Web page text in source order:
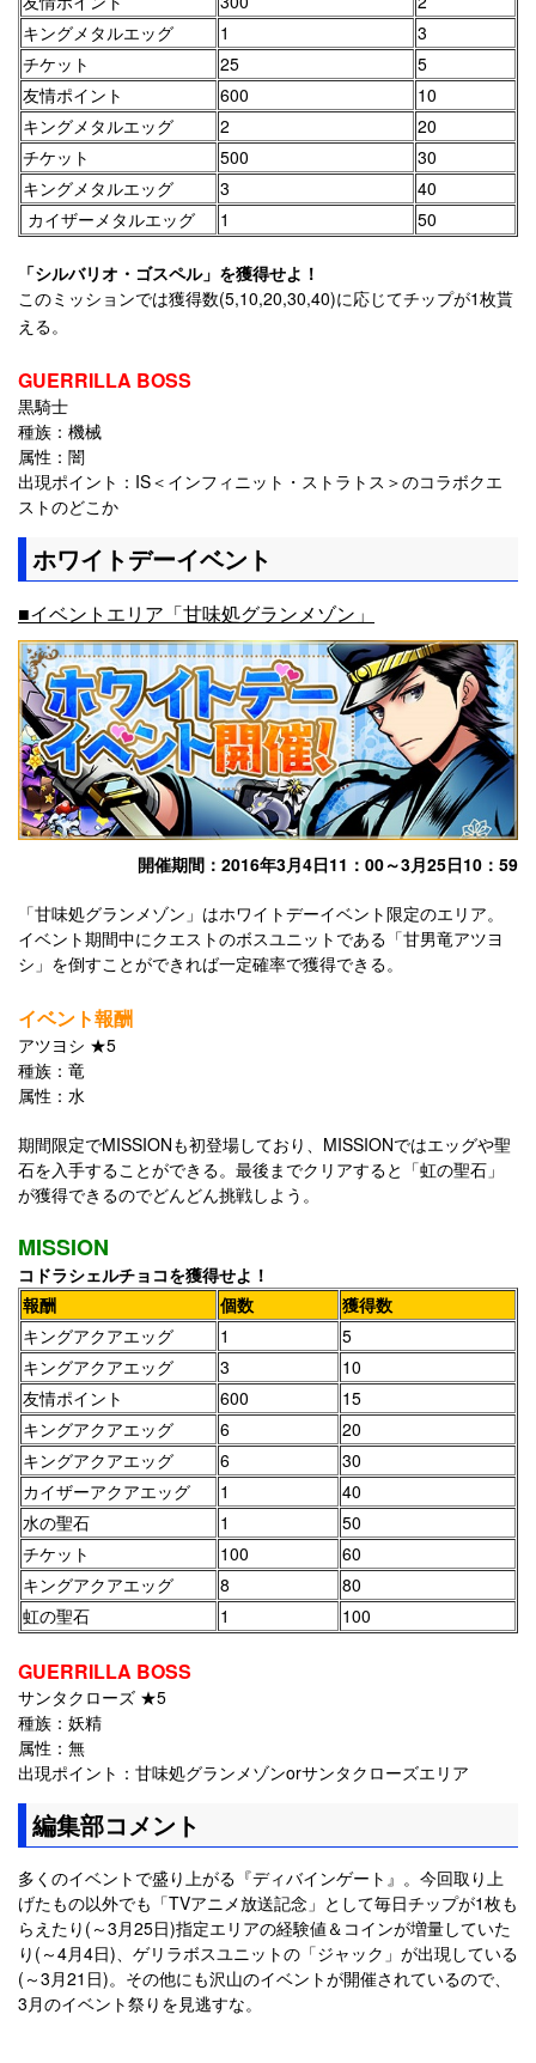
キングメタルエッグ
1
3
チケット
25
5
友情ポイント
600
10
キングメタルエッグ
2
20
チケット
500
30
キングメタルエッグ
3
40
カイザーメタルエッグ
1 50
「シルバリオ・ゴスペル」を獲得せよ！
このミッションでは獲得数(5,10,20,30,40)に応じてチップが1枚貰
える。
GUERRILLA BOSS
黒騎士
種族：機械
属性：闇
出現ポイント：IS＜インフィニット・ストラトス＞のコラボクエ
ストのどこか
ホワイトデーイベント
■イベントエリア「甘味処グランメゾン」
開催期間：2016年3月4日11：00～3月25日10：59
「甘味処グランメゾン」はホワイトデーイベント限定のエリア。
イベント期間中にクエストのボスユニットである「甘男竜アツヨ
シ」を倒すことができれば一定確率で獲得できる。
イベント報酬
アツヨシ ★5
種族：竜
属性：水
期間限定でMISSIONも初登場しており、MISSIONではエッグや聖
石を入手することができる。最後までクリアすると「虹の聖石」
が獲得できるのでどんどん挑戦しよう。
MISSION
コドラシェルチョコを獲得せよ！
報酬
個数
獲得数
キングアクアエッグ
1
5
キングアクアエッグ
3
10
友情ポイント
600
15
キングアクアエッグ
6
20
キングアクアエッグ
6
30
カイザーアクアエッグ
1
40
水の聖石
1
50
チケット
100
60
キングアクアエッグ
8
80
虹の聖石
1 100
GUERRILLA BOSS
サンタクローズ ★5
種族：妖精
属性：無
出現ポイント：甘味処グランメゾンorサンタクローズエリア
編集部コメント
多くのイベントで盛り上がる『ディバインゲート』。今回取り上
げたもの以外でも「TVアニメ放送記念」として毎日チップが1枚も
らえたり(～3月25日)指定エリアの経験値＆コインが増量していた
り(～4月4日)、ゲリラボスユニットの「ジャック」が出現している
(～3月21日)。その他にも沢山のイベントが開催されているので、
3月のイベント祭りを見逃すな。